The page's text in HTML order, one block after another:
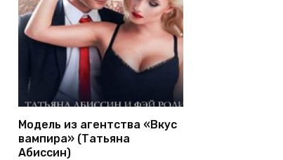
Модель из агентства «Вкус
вампира» (Татьяна
Абиссин)